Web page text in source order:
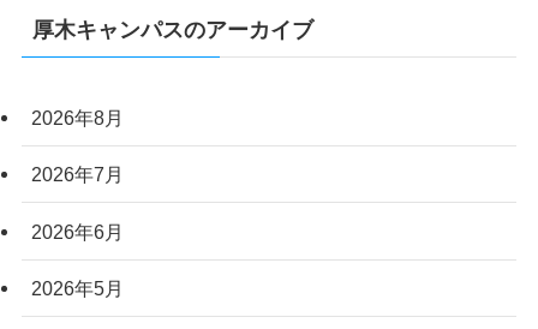
厚木キャンパスのアーカイブ
2026年8月
2026年7月
2026年6月
2026年5月